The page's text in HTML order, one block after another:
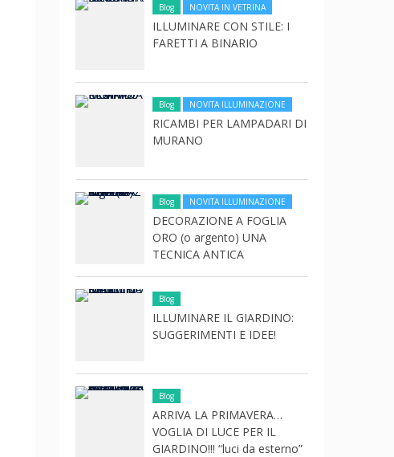
Blog NOVITA IN VETRINA
ILLUMINARE CON STILE: I
FARETTI A BINARIO
Blog NOVITA ILLUMINAZIONE
RICAMBI PER LAMPADARI DI
MURANO
Blog NOVITA ILLUMINAZIONE
DECORAZIONE A FOGLIA
ORO (o argento) UNA
TECNICA ANTICA
Blog
ILLUMINARE IL GIARDINO:
SUGGERIMENTI E IDEE!
Blog
ARRIVA LA PRIMAVERA…
VOGLIA DI LUCE PER IL
GIARDINO!!! “luci da esterno”